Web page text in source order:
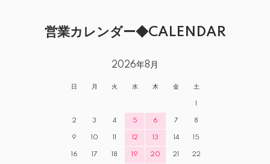
営業カレンダー◆CALENDAR
2026年8月
日 月 火 水 木 金 土
1
2 3 4 5 6 7 8
9 10 11 12 13 14 15
16 17 18 19 20 21 22